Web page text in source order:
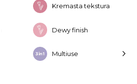
Kremasta tekstura
Dewy finish
Multiuse